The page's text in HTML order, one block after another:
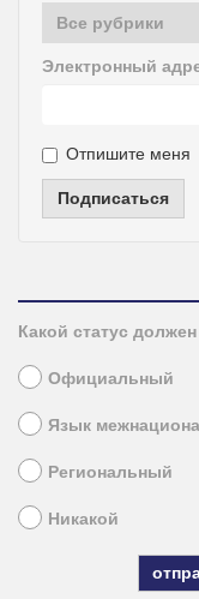
Электронный
Отпишите меня
Подписаться
Какой статус
Официальный
Язык
Региональный
Никакой